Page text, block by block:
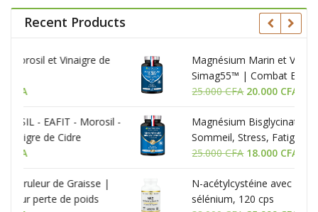
Recent Products
-
Magnésium Marin et Vitamine B6 | Breveté
Simag55™ | Combat Efficacement la
Fatigue | 150 mg/jour | 120 Gélules
CFALe
initial
était :
25.000 CFA.
20.000 CFALe
actuel
est :
20.000 CFA.
Magnésium Bisglycinate + Vitamine B6 -
Sommeil, Stress, Fatigue - 90 Gélules
CFALe
était :
18.000 CFALe
actuel
est :
N-acétylcystéine avec molybdène et
sélénium, 120 cps